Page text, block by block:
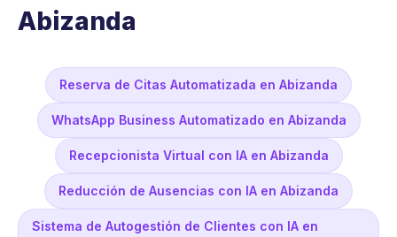
Abizanda
Reserva de Citas Automatizada en Abizanda
WhatsApp Business Automatizado en Abizanda
Recepcionista Virtual con IA en Abizanda
Reducción de Ausencias con IA en Abizanda
Sistema de Autogestión de Clientes con IA en